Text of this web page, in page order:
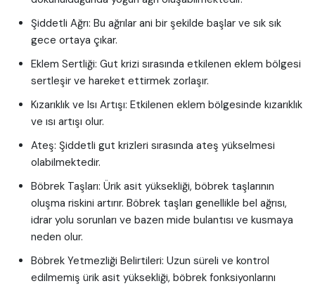
Şiddetli Ağrı: Bu ağrılar ani bir şekilde başlar ve sık sık
gece ortaya çıkar.
Eklem Sertliği: Gut krizi sırasında etkilenen eklem bölgesi
sertleşir ve hareket ettirmek zorlaşır.
Kızarıklık ve Isı Artışı: Etkilenen eklem bölgesinde kızarıklık
ve ısı artışı olur.
Ateş: Şiddetli gut krizleri sırasında ateş yükselmesi
olabilmektedir.
Böbrek Taşları: Ürik asit yüksekliği, böbrek taşlarının
oluşma riskini artırır. Böbrek taşları genellikle bel ağrısı,
idrar yolu sorunları ve bazen mide bulantısı ve kusmaya
neden olur.
Böbrek Yetmezliği Belirtileri: Uzun süreli ve kontrol
edilmemiş ürik asit yüksekliği, böbrek fonksiyonlarını